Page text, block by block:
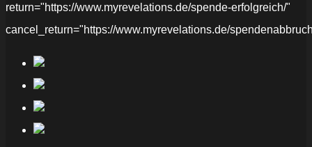
return="https://www.myrevelations.de/spende-erfolgreich/"
cancel_return="https://www.myrevelations.de/